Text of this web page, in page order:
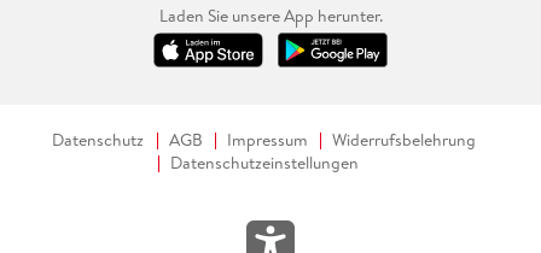
Laden Sie unsere App herunter.
Datenschutz AGB Impressum
Widerrufsbelehrung
Datenschutzeinstellungen